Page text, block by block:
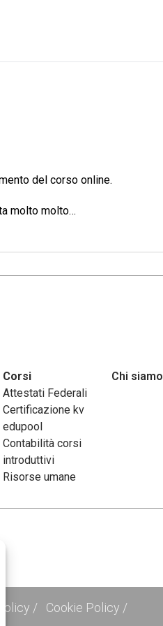
del corso online.
molto molto…
Corsi
Attestati Federali
Certificazione kv
edupool
Contabilità corsi
introduttivi
Risorse umane
Chi siamo
/ Cookie Policy /